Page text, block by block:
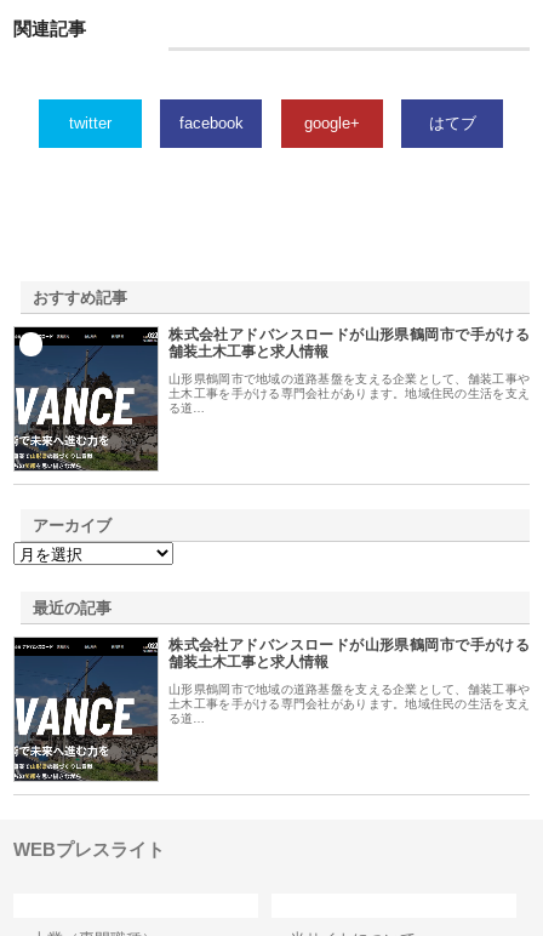
関連記事
twitter facebook google+ はてブ
おすすめ記事
株式会社アドバンスロードが山形県鶴岡市で手がける
舗装土木工事と求人情報
山形県鶴岡市で地域の道路基盤を支える企業として、舗装工事や
土木工事を手がける専門会社があります。地域住民の生活を支え
る道…
アーカイブ
最近の記事
株式会社アドバンスロードが山形県鶴岡市で手がける
舗装土木工事と求人情報
山形県鶴岡市で地域の道路基盤を支える企業として、舗装工事や
土木工事を手がける専門会社があります。地域住民の生活を支え
る道…
WEBプレスライト